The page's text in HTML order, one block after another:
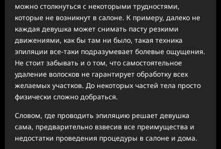
можно столкнуться с некоторыми трудностями,
которые не возникнут в салоне. К примеру, далеко не
каждая девушка может снимать пасту резкими
движениями, как бы там ни было, такая техника
эпиляции все-таки подразумевает болевые ощущения.
Не стоит забывать и о том, что самостоятельное
удаление волосков не гарантирует обработку всех
желаемых участков. До некоторых частей тела просто
физически сложно добраться.
Словом, где проводить эпиляцию решает девушка
сама, предварительно взвесив все преимущества и
недостатки проведения процедуры в салоне и дома.